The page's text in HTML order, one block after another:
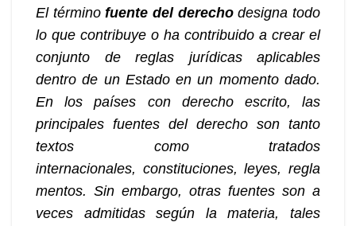
El término fuente del derechodesigna todo
lo que contribuye o ha contribuido a crear el
conjunto de reglas jurídicas aplicables
dentro de un Estado en un momento dado.
En los países con derecho escrito, las
principales fuentes del derecho son tanto
textos como tratados
internacionales, constituciones, leyes, regla
mentos. Sin embargo, otras fuentes son a
veces admitidas según la materia, tales